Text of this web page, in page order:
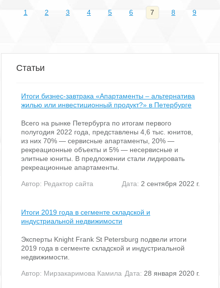
1 2 3 4 5 6 7 8 9
Статьи
Итоги бизнес-завтрака «Апартаменты – альтернатива
жилью или инвестиционный продукт?» в Петербурге
Всего на рынке Петербурга по итогам первого
полугодия 2022 года, представлены 4,6 тыс. юнитов,
из них 70% — сервисные апартаменты, 20% —
рекреационные объекты и 5% — несервисные и
элитные юниты. В предложении стали лидировать
рекреационные апартаменты.
Автор: Редактор сайта Дата: 2 сентября 2022 г.
Итоги 2019 года в сегменте складской и
индустриальной недвижимости
Эксперты Knight Frank St Petersburg подвели итоги
2019 года в сегменте складской и индустриальной
недвижимости.
Автор: Мирзакаримова Камила Дата: 28 января 2020 г.